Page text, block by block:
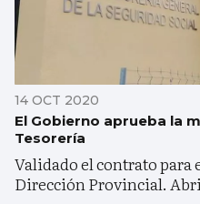
14 OCT 2020
El Gobierno aprueba la
Tesorería
Validado el contrato para
Dirección Provincial.